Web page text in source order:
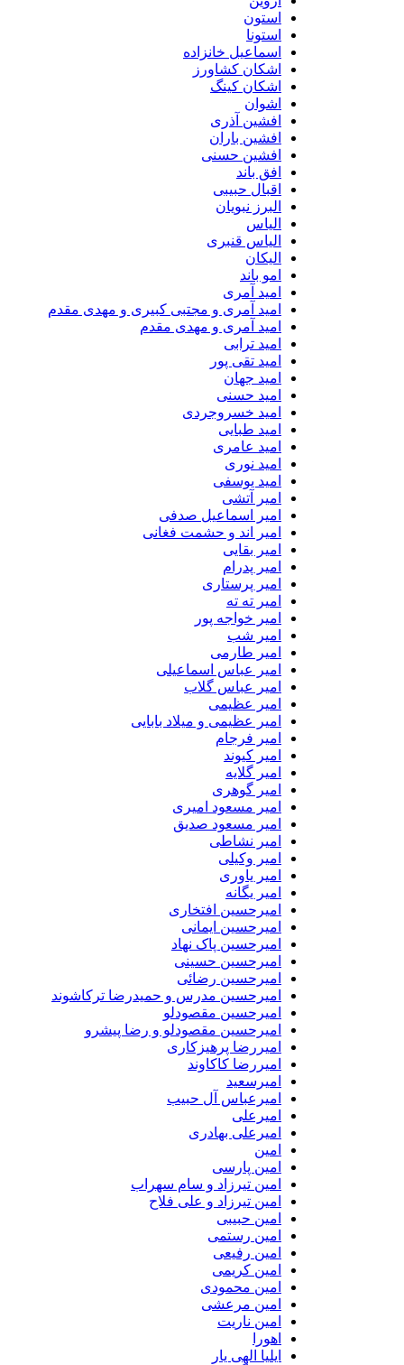
اسماعیل خانزاده
اشکان کشاورز
اشکان کینگ
افشین آذری
افشین باران
افشین حسنی
افق باند
اقبال حبیبی
البرز نبویان
الیاس قنبرى
امو باند
امید آمری
امید آمری و مجتبی کبیری و مهدى مقدم
امید آمری و مهدی مقدم
امید ترابی
امید تقی پور
امید جهان
امید حسنی
امید خسروجردی
امید طبایی
امید عامری
امید نوری
امید یوسفی
امیر آتشی
امیر اسماعیل صدفی
امیر اند و حشمت فغانی
امیر بقایی
امیر پدرام
امیر پرستاری
امیر ته ته
امیر خواجه پور
امیر شب
امیر طارمی
امیر عباس اسماعیلی
امیر عباس گلاب
امیر عظیمی
امیر عظیمی و میلاد بابایی
امیر فرجام
امیر کیوند
امیر گلایه
امیر گوهری
امیر مسعود امیری
امیر مسعود صدیق
امیر نشاطی
امیر وکیلی
امیر یاوری
امیر یگانه
امیرحسین افتخاری
امیرحسین ایمانی
امیرحسین پاک نهاد
امیرحسین حسینی
امیرحسین رضائی
امیرحسین مدرس و حمیدرضا ترکاشوند
امیرحسین مقصودلو
امیرحسین مقصودلو و رضا پیشرو
امیررضا پرهیزکاری
امیررضا کاکاوند
امیرسعید
امیرعباس آل حبیب
امیرعلی
امیرعلی بهادری
امین پارسی
امین تیرزاد و سام سهراب
امین تیرزاد و علی فلاح
امین حبیبی
امین رستمی
امین رفیعی
امین کریمی
امین محمودی
امین مرعشی
امین ناریت
ایلیا الهی یار